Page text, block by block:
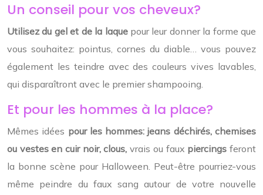
Un conseil pour vos cheveux?
Utilisez du gel et de la laque pour leur donner la forme que
vous souhaitez: pointus, cornes du diable… vous pouvez
également les teindre avec des couleurs vives lavables,
qui disparaîtront avec le premier shampooing.
Et pour les hommes à la place?
Mêmes idées pour les hommes: jeans déchirés, chemises
ou vestes en cuir noir, clous,vrais ou faux piercingsferont
la bonne scène pour Halloween. Peut-être pourriez-vous
même peindre du faux sang autour de votre nouvelle